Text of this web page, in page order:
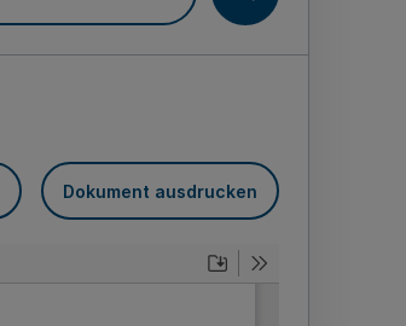
Dokument ausdrucken